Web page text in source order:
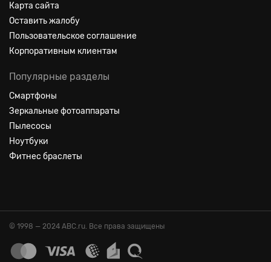
Карта сайта
Оставить жалобу
Пользовательское соглашение
Корпоративным клиентам
Популярные разделы
Смартфоны
Зеркальные фотоаппараты
Пылесосы
Ноутбуки
Фитнес браслеты
© 1998 — 2024 ABC.ru. Все права защищены